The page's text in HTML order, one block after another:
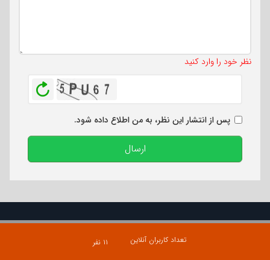
نظر خود را وارد کنید
پس از انتشار این نظر، به من اطلاع داده شود.
ارسال
تعداد کاربران آنلاین
۱۱ نفر